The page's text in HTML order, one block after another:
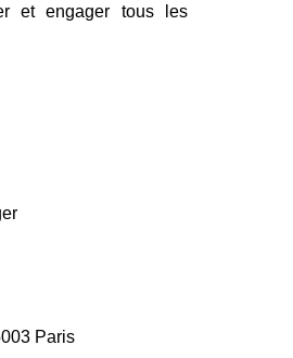
et engager tous les
Paris